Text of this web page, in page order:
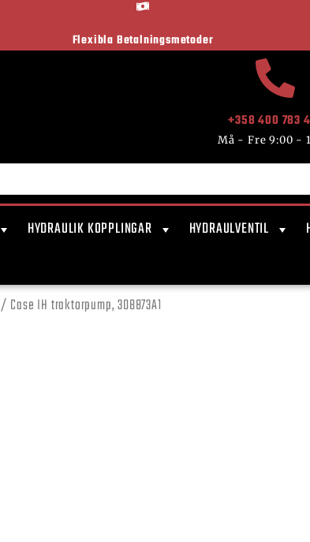
Flexibla Betalningsmetoder
+358 400 783
Må - Fre 9:00 -
HYDRAULIK KOPPLINGAR HYDRAULVENTIL
/ Case IH traktorpump, 308873A1